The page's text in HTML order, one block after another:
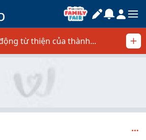
từ thiện của thành...